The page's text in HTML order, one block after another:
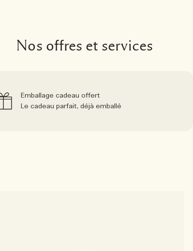
Nos offres et services
Emballage cadeau offert
Le cadeau parfait, déjà emballé